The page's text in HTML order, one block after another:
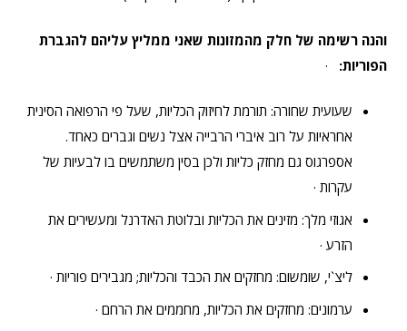
והנה רשימה של חלק מהמזונות שאני ממליץ עליהם להגברת
הפוריות: ·
שעועית שחורה: תורמת לחיזוק הכליות, שעל פי הרפואה הסינית
אחראיות על רוב איברי הרבייה אצל נשים וגברים כאחד.
אספרגוס גם מחזק כליות ולכן בסין משתמשים בו לבעיות של
עקרות ·
אגוזי מלך: מזינים את הכליות ובלוטת האדרנל ומעשירים את
הזרע ·
ליצ`י, שומשום: מחזקים את הכבד והכליות; מגבירים פוריות ·
ערמונים: מחזקים את הכליות, מחממים את הרחם ·